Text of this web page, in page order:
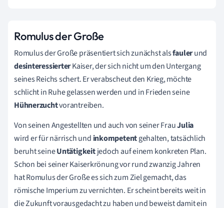
Romulus der Große
Romulus der Große präsentiert sich zunächst alsfaulerund
desinteressierterKaiser, der sich nicht um den Untergang
seines Reichs schert. Er verabscheut den Krieg, möchte
schlicht in Ruhe gelassen werden und in Frieden seine
Hühnerzuchtvorantreiben.
Von seinen Angestellten und auch von seiner FrauJulia
wird er für närrisch und inkompetentgehalten, tatsächlich
beruht seineUntätigkeitjedoch auf einem konkreten Plan.
Schon bei seiner Kaiserkrönung vor rund zwanzig Jahren
hat Romulus der Große es sich zum Ziel gemacht, das
römische Imperium zu vernichten. Er scheint bereits weit in
die Zukunft vorausgedacht zu haben und beweist damit ein